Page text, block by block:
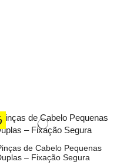
de Cabelo Pequenas
– Fixação Segura